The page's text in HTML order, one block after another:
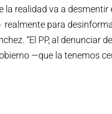
realidad va a desmentir
para
“El PP, al denunciar
—que la tenemos